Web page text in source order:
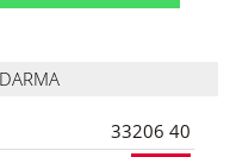
33206 40